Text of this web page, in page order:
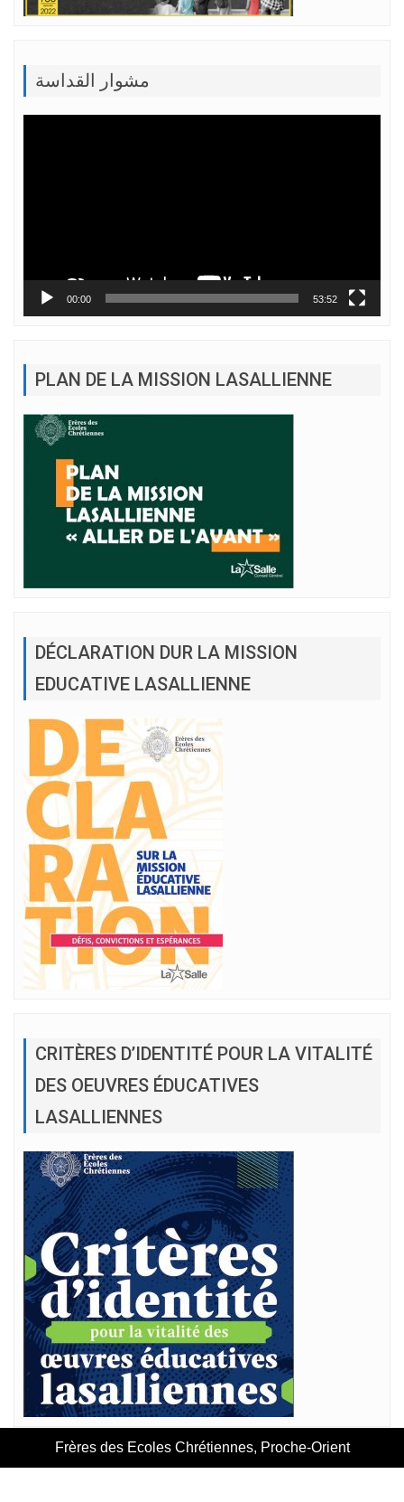
مشوار القداسة
00:00 53:52
PLAN DE LA MISSION LASALLIENNE
DÉCLARATION DUR LA MISSION
EDUCATIVE LASALLIENNE
CRITÈRES D’IDENTITÉ POUR LA VITALITÉ
DES OEUVRES ÉDUCATIVES
LASALLIENNES
Frères des Ecoles Chrétiennes, Proche-Orient